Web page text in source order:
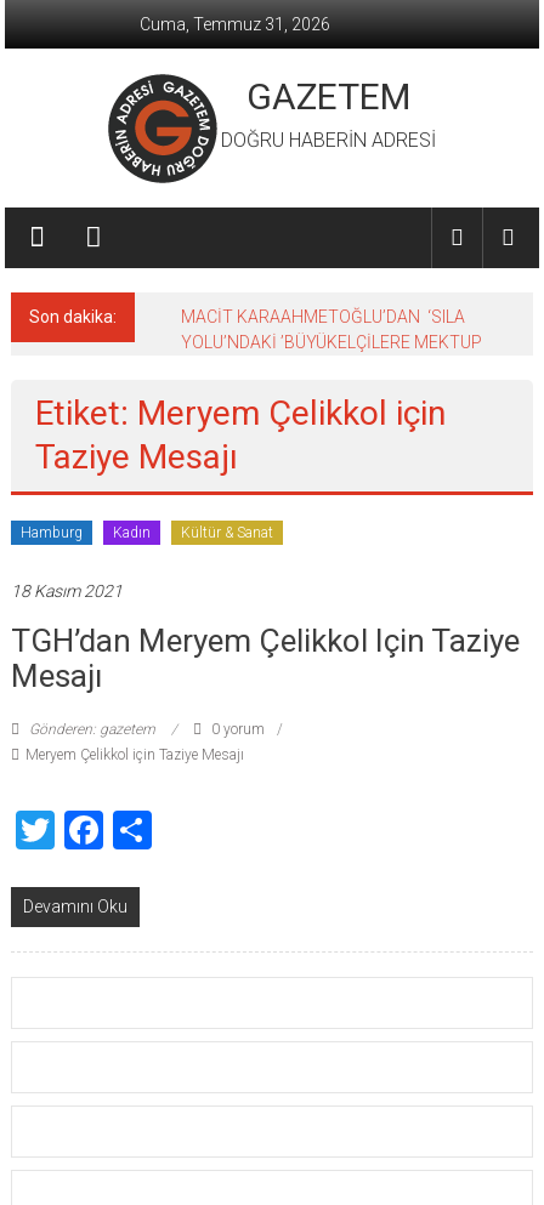
Cuma, Temmuz 31, 2026
GAZETEM
DOĞRU HABERİN ADRESİ
Son dakika:
MACİT KARAAHMETOĞLU’DAN ‘SILA
YOLU’NDAKİ ’BÜYÜKELÇİLERE MEKTUP
Etiket: Meryem Çelikkol için
Taziye Mesajı
Hamburg Kadın Kültür & Sanat
18 Kasım 2021
TGH’dan Meryem Çelikkol Için Taziye
Mesajı
Gönderen: gazetem
0 yorum
Meryem Çelikkol için Taziye Mesajı
TwitterFacebook
Share
Devamını Oku